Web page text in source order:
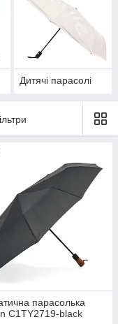
Дитячі парасолі
парасолька
C1TY2719-black